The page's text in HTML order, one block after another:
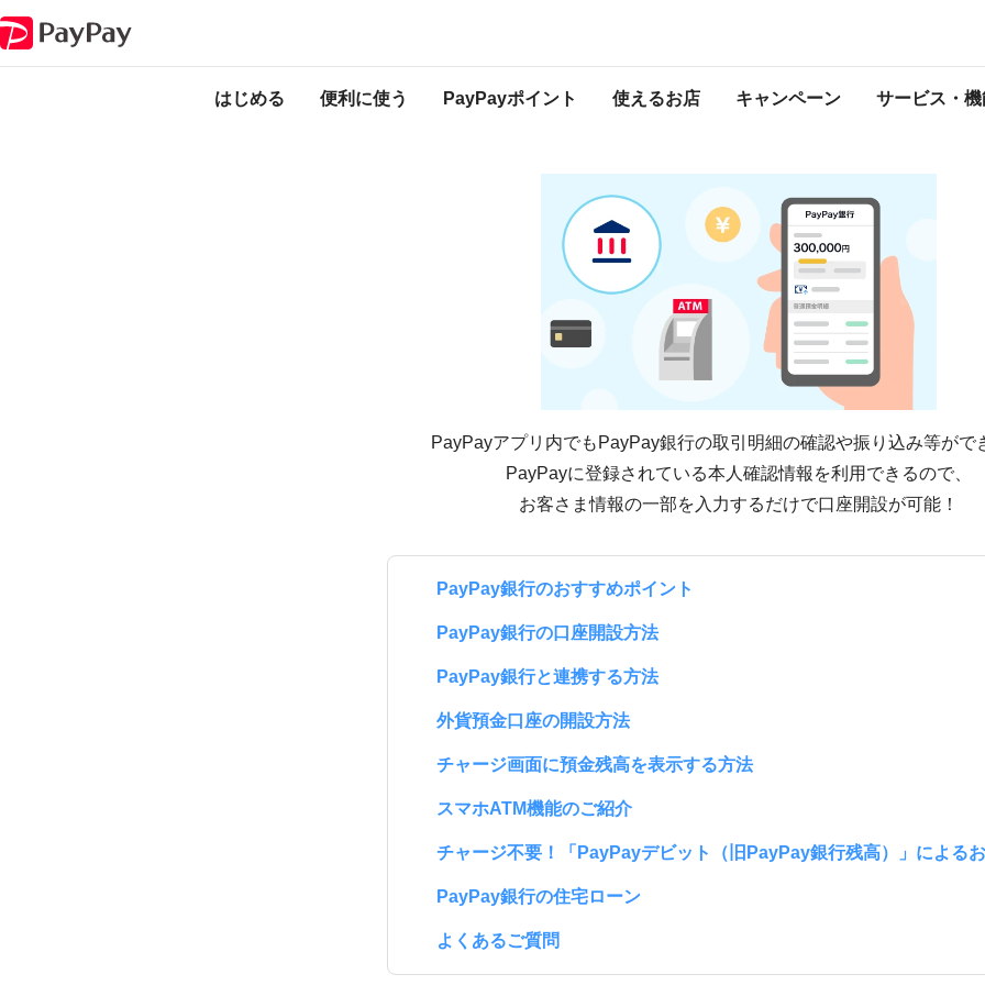
はじめる 便利に使う PayPayポイント 使えるお店 キャンペーン サービス・
PayPay銀行
PayPayアプリ内でもPayPay銀行の取引明細の確認や振り込み等がで
PayPayに登録されている本人確認情報を利用できるので、
お客さま情報の一部を入力するだけで口座開設が可能！
PayPay銀行のおすすめポイント
PayPay銀行の口座開設方法
PayPay銀行と連携する方法
外貨預金口座の開設方法
チャージ画面に預金残高を表示する方法
スマホATM機能のご紹介
チャージ不要！「PayPayデビット（旧PayPay銀行残高）」による
PayPay銀行の住宅ローン
よくあるご質問